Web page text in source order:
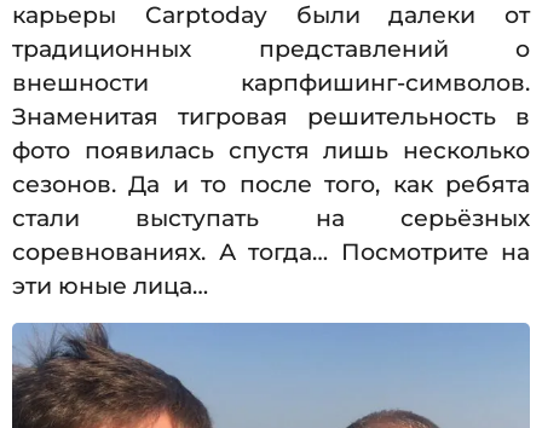
карьеры Carptoday были далеки от
традиционных представлений о
внешности карпфишинг-символов.
Знаменитая тигровая решительность в
фото появилась спустя лишь несколько
сезонов. Да и то после того, как ребята
стали выступать на серьёзных
соревнованиях. А тогда… Посмотрите на
эти юные лица…